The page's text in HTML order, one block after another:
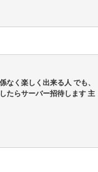
なく楽しく出来る人 でも、
たらサーバー招待します 主